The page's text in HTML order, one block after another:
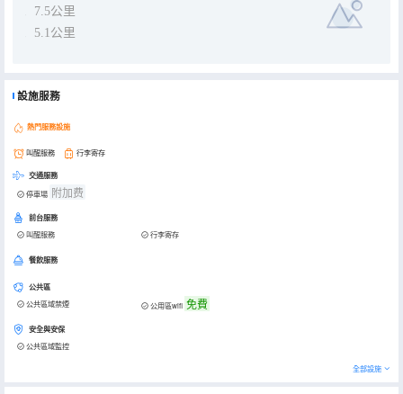
7.5公里
5.1公里
設施服務
熱門服務設施
叫醒服務 行李寄存
交通服務
停車場 附加费
前台服務
叫醒服務 行李寄存
餐飲服務
公共區
公共區域禁煙 公用區wifi 免費
安全與安保
公共區域監控
全部設施